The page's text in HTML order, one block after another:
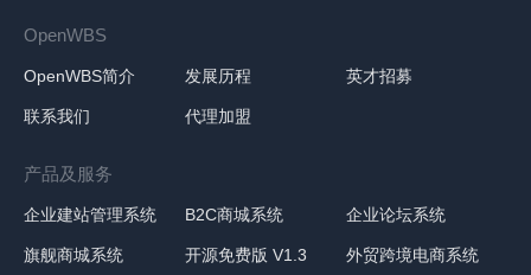
OpenWBS
OpenWBS简介 发展历程 英才招募
联系我们 代理加盟
产品及服务
企业建站管理系统 B2C商城系统 企业论坛系统
旗舰商城系统 开源免费版 V1.3 外贸跨境电商系统